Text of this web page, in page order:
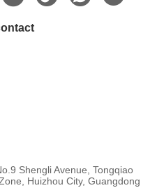
Shengli Avenue, Tongqiao
Huizhou City, Guangdong